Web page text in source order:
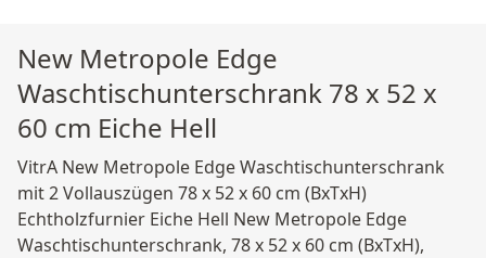
New Metropole Edge
Waschtischunterschrank 78 x 52 x
60 cm Eiche Hell
VitrA New Metropole Edge Waschtischunterschrank
mit 2 Vollauszügen 78 x 52 x 60 cm (BxTxH)
Echtholzfurnier Eiche Hell New Metropole Edge
Waschtischunterschrank, 78 x 52 x 60 cm (BxTxH),